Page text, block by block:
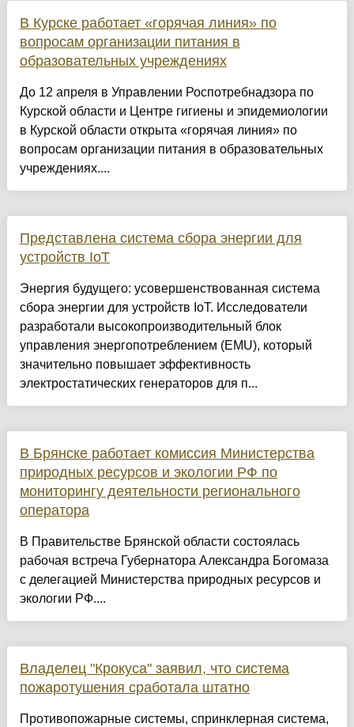
В Курске работает «горячая линия» по
вопросам организации питания в
образовательных учреждениях
До 12 апреля в Управлении Роспотребнадзора по
Курской области и Центре гигиены и эпидемиологии
в Курской области открыта «горячая линия» по
вопросам организации питания в образовательных
учреждениях....
Представлена система сбора энергии для
устройств IoT
Энергия будущего: усовершенствованная система
сбора энергии для устройств IoT. Исследователи
разработали высокопроизводительный блок
управления энергопотреблением (EMU), который
значительно повышает эффективность
электростатических генераторов для п...
В Брянске работает комиссия Министерства
природных ресурсов и экологии РФ по
мониторингу деятельности регионального
оператора
В Правительстве Брянской области состоялась
рабочая встреча Губернатора Александра Богомаза
с делегацией Министерства природных ресурсов и
экологии РФ....
Владелец "Крокуса" заявил, что система
пожаротушения сработала штатно
Противопожарные системы, спринклерная система,